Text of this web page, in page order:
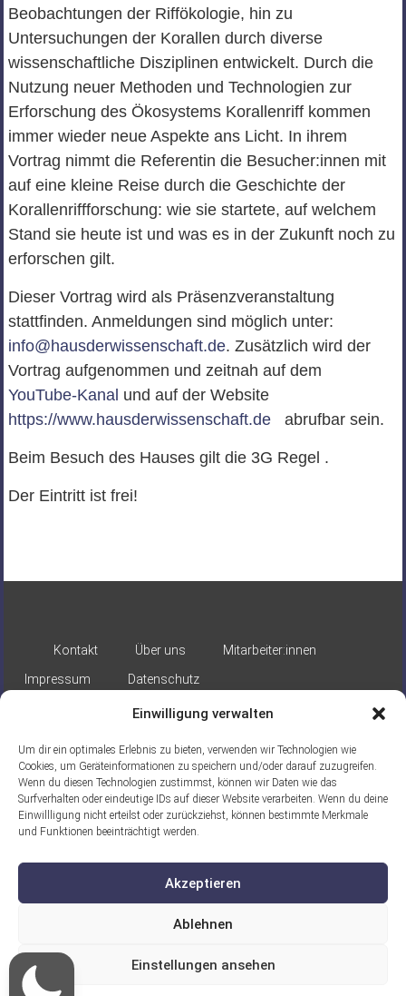
Einwilligung verwalten
Um dir ein optimales Erlebnis zu bieten, verwenden wir Technologien wie
Cookies, um Geräteinformationen zu speichern und/oder darauf zuzugreifen.
Wenn du diesen Technologien zustimmst, können wir Daten wie das
Surfverhalten oder eindeutige IDs auf dieser Website verarbeiten. Wenn du deine
Einwillligung nicht erteilst oder zurückziehst, können bestimmte Merkmale
und Funktionen beeinträchtigt werden.
Akzeptieren
Ablehnen
Einstellungen ansehen
Beobachtungen der Riffökologie, hin zu
Untersuchungen der Korallen durch diverse
wissenschaftliche Disziplinen entwickelt. Durch die
Nutzung neuer Methoden und Technologien zur
Erforschung des Ökosystems Korallenriff kommen
immer wieder neue Aspekte ans Licht. In ihrem
Vortrag nimmt die Referentin die Besucher:innen mit
auf eine kleine Reise durch die Geschichte der
Korallenriffforschung: wie sie startete, auf welchem
Stand sie heute ist und was es in der Zukunft noch zu
erforschen gilt.
Dieser Vortrag wird als Präsenzveranstaltung
stattfinden. Anmeldungen sind möglich unter:
info@hausderwissenschaft.de. Zusätzlich wird der
Vortrag aufgenommen und zeitnah auf dem
YouTube-Kanal und auf der Website
https://www.hausderwissenschaft.de
abrufbar sein.
Beim Besuch des Hauses gilt die 3G Regel .
Der Eintritt ist frei!
Kontakt Über uns
Mitarbeiter:innen
Impressum
Datenschutz
Gefördert durch:
Ein Projekt der ASB Seelische
Gesundheit gGmbH